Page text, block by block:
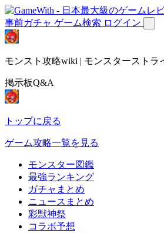
事前ガチャ ゲーム検索 ログイン
モンスト攻略wiki | モンスターストラ
掲示板Q&A
トップに戻る
ゲーム攻略一覧を見る
モンスター図鑑
最強ランキング
ガチャまとめ
ニュースまとめ
彩獣神祭
コラボ予想